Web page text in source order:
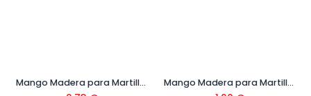
Mango Madera para Martillo Ref. M8011-C Mango Madera para Martillo y Alcotana